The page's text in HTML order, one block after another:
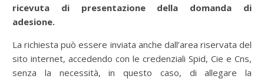
ricevuta di presentazione della domanda di
adesione.
La richiesta può essere inviata anche dall’area riservata del
sito internet, accedendo con le credenziali Spid, Cie e Cns,
senza la necessità, in questo caso, di allegare la